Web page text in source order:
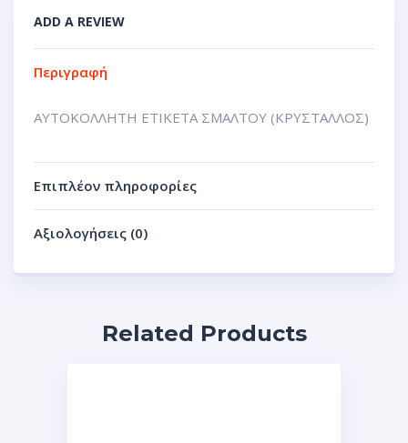
ADD A REVIEW
Περιγραφή
ΑΥΤΟΚΟΛΛΗΤΗ ΕΤΙΚΕΤΑ ΣΜΑΛΤΟΥ (ΚΡΥΣΤΑΛΛΟΣ)
Επιπλέον πληροφορίες
Αξιολογήσεις (0)
Related Products